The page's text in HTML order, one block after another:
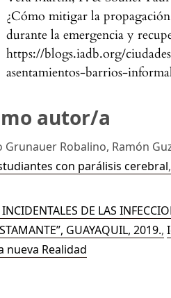
¿Cómo mitigar la
durante la emergencia y
https://blogs.iadb.org/
asentamientos-barrios-
autor/a
Robalino, Ramón
con parálisis cerebral
INCIDENTALES DE LAS
GUAYAQUIL, 2019.,
nueva Realidad